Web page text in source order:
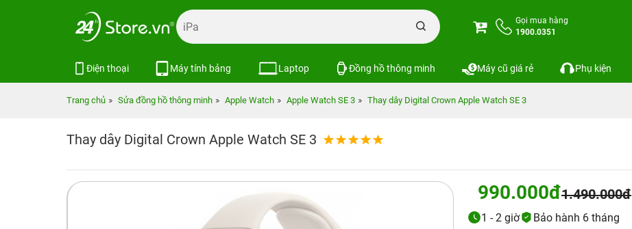
Gọi mua hàng
1900.0351
Điện thoại Máy tính bảng Laptop Đồng hồ thông minh Máy cũ giá rẻ Phụ kiện
Trang chủ Sửa đồng hồ thông minh Apple Watch Apple Watch SE 3 Thay dây Digital Crown Apple Watch SE 3
Thay dây Digital Crown Apple Watch SE 3
990.000đ1.490.000đ
1 - 2 giờ Bảo hành 6 tháng